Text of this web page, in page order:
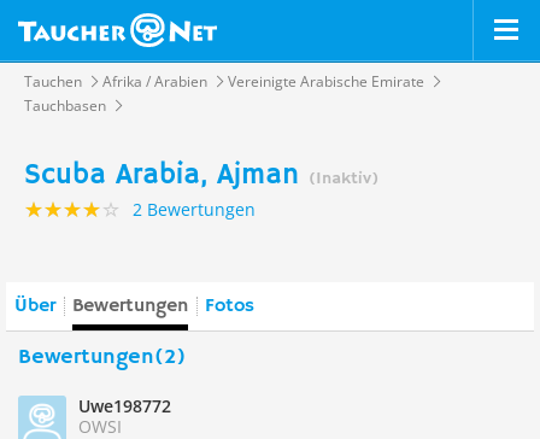
Tauchen Afrika / Arabien
Vereinigte Arabische Emirate
Tauchbasen
Scuba Arabia, Ajman (Inaktiv)
2 Bewertungen
Über Bewertungen Fotos
Bewertungen(2)
Uwe198772
OWSI